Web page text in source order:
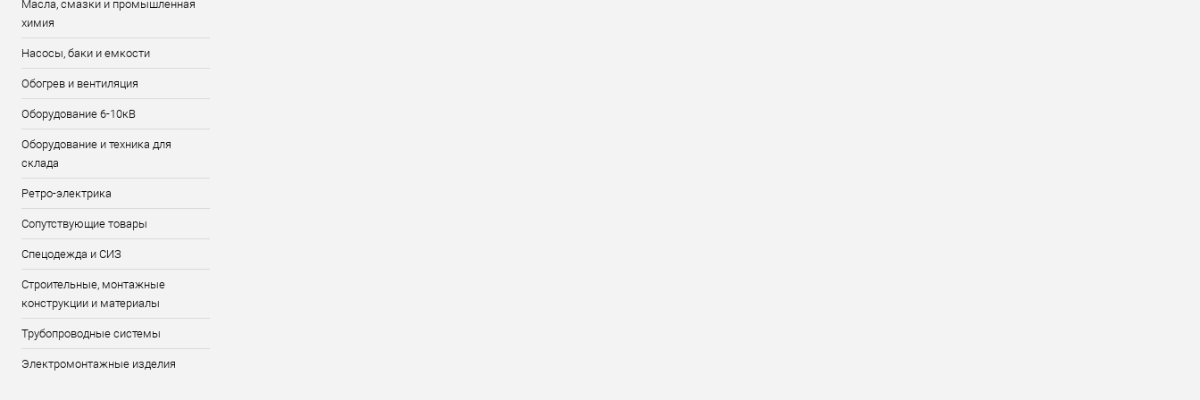
Масла, смазки и промышленная
химия
Насосы, баки и емкости
Обогрев и вентиляция
Оборудование 6-10кВ
Оборудование и техника для
склада
Ретро-электрика
Сопутствующие товары
Спецодежда и СИЗ
Строительные, монтажные
конструкции и материалы
Трубопроводные системы
Электромонтажные изделия